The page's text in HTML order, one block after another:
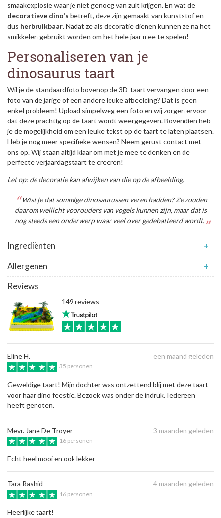
smaakexplosie waar je niet genoeg van zult krijgen. En wat de
decoratieve dino's betreft, deze zijn gemaakt van kunststof en
dus herbruikbaar. Nadat ze als decoratie dienen kunnen ze na het
smikkelen gebruikt worden om het hele jaar mee te spelen!
Personaliseren van je
dinosaurus taart
Wil je de standaardfoto bovenop de 3D-taart vervangen door een
foto van de jarige of een andere leuke afbeelding? Dat is geen
enkel probleem! Upload simpelweg een foto en wij zorgen ervoor
dat deze prachtig op de taart wordt weergegeven. Bovendien heb
je de mogelijkheid om een leuke tekst op de taart te laten plaatsen.
Heb je nog meer specifieke wensen? Neem gerust contact met
ons op. Wij staan altijd klaar om met je mee te denken en de
perfecte verjaardagstaart te creëren!
Let op: de decoratie kan afwijken van die op de afbeelding.
Ingrediënten
+
Allergenen
+
Wist je dat sommige dinosaurussen veren hadden? Ze zouden
daarom wellicht voorouders van vogels kunnen zijn, maar dat is
nog steeds een onderwerp waar veel over gedebatteerd wordt.
Reviews
149 reviews
Eline H. een maand geleden
35 personen
Geweldige taart! Mijn dochter was ontzettend blij met deze taart
voor haar dino feestje. Bezoek was onder de indruk. Iedereen
heeft genoten.
Mevr. Jane De Troyer 3 maanden geleden
16 personen
Echt heel mooi en ook lekker
Tara Rashid 4 maanden geleden
16 personen
Heerlijke taart!